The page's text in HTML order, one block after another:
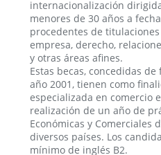
internacionalización
menores de 30 años a
procedentes de
empresa, derecho,
y otras áreas afines.
Estas becas, concedidas
año 2001, tienen como
especializada en comercio
realización de un año de
Económicas y Comerciales
diversos países. Los
mínimo de inglés B2.